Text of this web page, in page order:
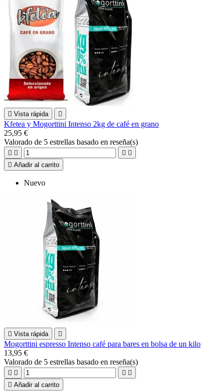
 Vista rápida 
Kfetea y Mogorttini Intenso 2kg de café en grano
25,95 €
Valorado de 5 estrellas basado en reseña(s)
   
 Añadir al carrito
Nuevo
 Vista rápida 
Mogorttini espresso Intenso café para bares en bolsa de un kilo
13,95 €
Valorado de 5 estrellas basado en reseña(s)
   
 Añadir al carrito